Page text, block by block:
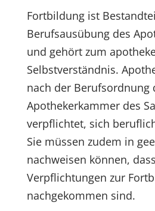
Fortbildung ist
Berufsausübung des
und gehört zum
Selbstverständnis.
nach der Berufsordnung
Apothekerkammer des
verpflichtet, sich
Sie müssen zudem in
nachweisen können,
Verpflichtungen zur
nachgekommen sind.